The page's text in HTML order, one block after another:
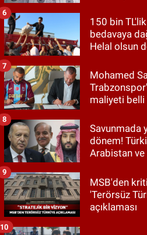
150 bin
bedavaya
Helal olsun
6
Mohamed
maliyeti belli
7
Savunmada
dönem!
Arabistan ve
8
MSB'den
'Terörsüz
açıklaması
9
10